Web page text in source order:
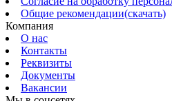
Общие рекомендации(скачать)
Компания
О нас
Контакты
Реквизиты
Документы
Вакансии